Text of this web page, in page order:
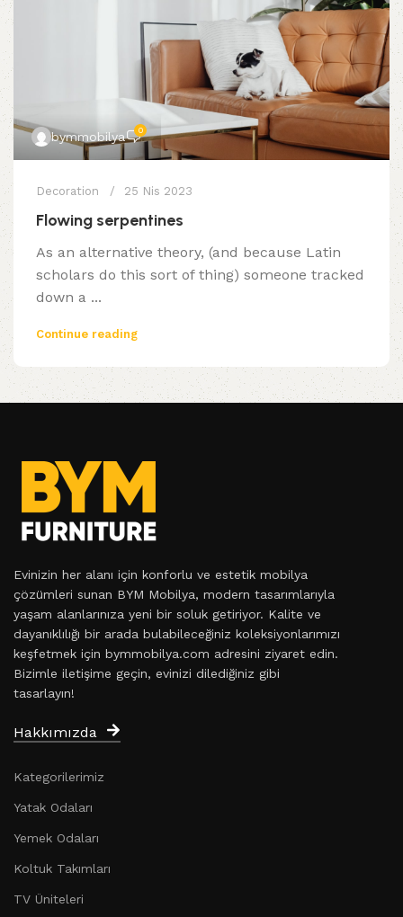
bymmobilya 0
Decoration 25 Nis 2023
Flowing serpentines
As an alternative theory, (and because Latin
scholars do this sort of thing) someone tracked
down a ...
Continue reading
Evinizin her alanı için konforlu ve estetik mobilya
çözümleri sunan BYM Mobilya, modern tasarımlarıyla
yaşam alanlarınıza yeni bir soluk getiriyor. Kalite ve
dayanıklılığı bir arada bulabileceğiniz koleksiyonlarımızı
keşfetmek için bymmobilya.com adresini ziyaret edin.
Bizimle iletişime geçin, evinizi dilediğiniz gibi
tasarlayın!
Hakkımızda
Kategorilerimiz
Yatak Odaları
Yemek Odaları
Koltuk Takımları
TV Üniteleri